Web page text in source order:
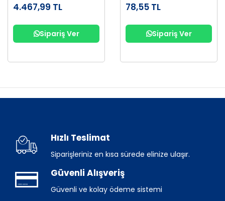
4.467,99 TL
Sipariş Ver
78,55 TL
Sipariş Ver
Hızlı Teslimat
Siparişleriniz en kısa sürede elinize ulaşır.
Güvenli Alışveriş
Güvenli ve kolay ödeme sistemi